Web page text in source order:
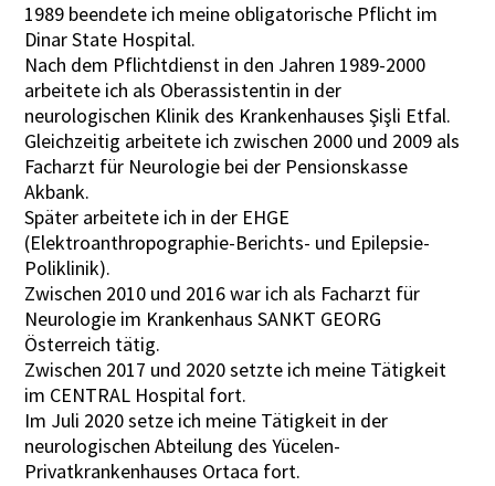
1989 beendete ich meine obligatorische Pflicht im
Dinar State Hospital.
Nach dem Pflichtdienst in den Jahren 1989-2000
arbeitete ich als Oberassistentin in der
neurologischen Klinik des Krankenhauses Şişli Etfal.
Gleichzeitig arbeitete ich zwischen 2000 und 2009 als
Facharzt für Neurologie bei der Pensionskasse
Akbank.
Später arbeitete ich in der EHGE
(Elektroanthropographie-Berichts- und Epilepsie-
Poliklinik).
Zwischen 2010 und 2016 war ich als Facharzt für
Neurologie im Krankenhaus SANKT GEORG
Österreich tätig.
Zwischen 2017 und 2020 setzte ich meine Tätigkeit
im CENTRAL Hospital fort.
Im Juli 2020 setze ich meine Tätigkeit in der
neurologischen Abteilung des Yücelen-
Privatkrankenhauses Ortaca fort.